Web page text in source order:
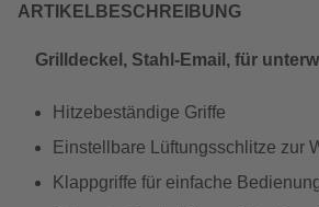
ARTIKELBESCHREIBUNG
Grilldeckel, Stahl-Email, für
Hitzebeständige Griffe
Einstellbare Lüftungsschlitze zur
Klappgriffe für einfache